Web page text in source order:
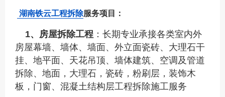
湖南铁云工程拆除服务项目：
1、房屋拆除工程 ：长期专业承接各类室内外
房屋幕墙、 墙体、墙面、外立面瓷砖、大理石干
挂、地平面、天花吊顶、墙体建筑、空调及管道
拆除、 地面，大理石，瓷砖，粉刷层，装饰木
板，门窗、 混凝土结构层工程拆除施工服务